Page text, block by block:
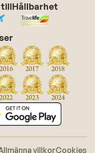
tillHållbarhet
villkorCookies